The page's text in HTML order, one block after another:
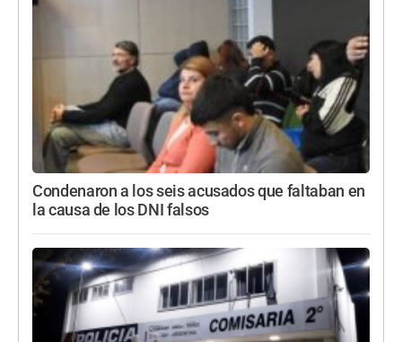
Condenaron a los seis acusados que faltaban en
la causa de los DNI falsos